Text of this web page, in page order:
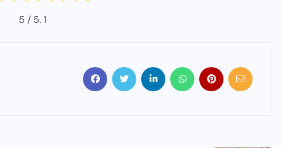
5 / 5.1